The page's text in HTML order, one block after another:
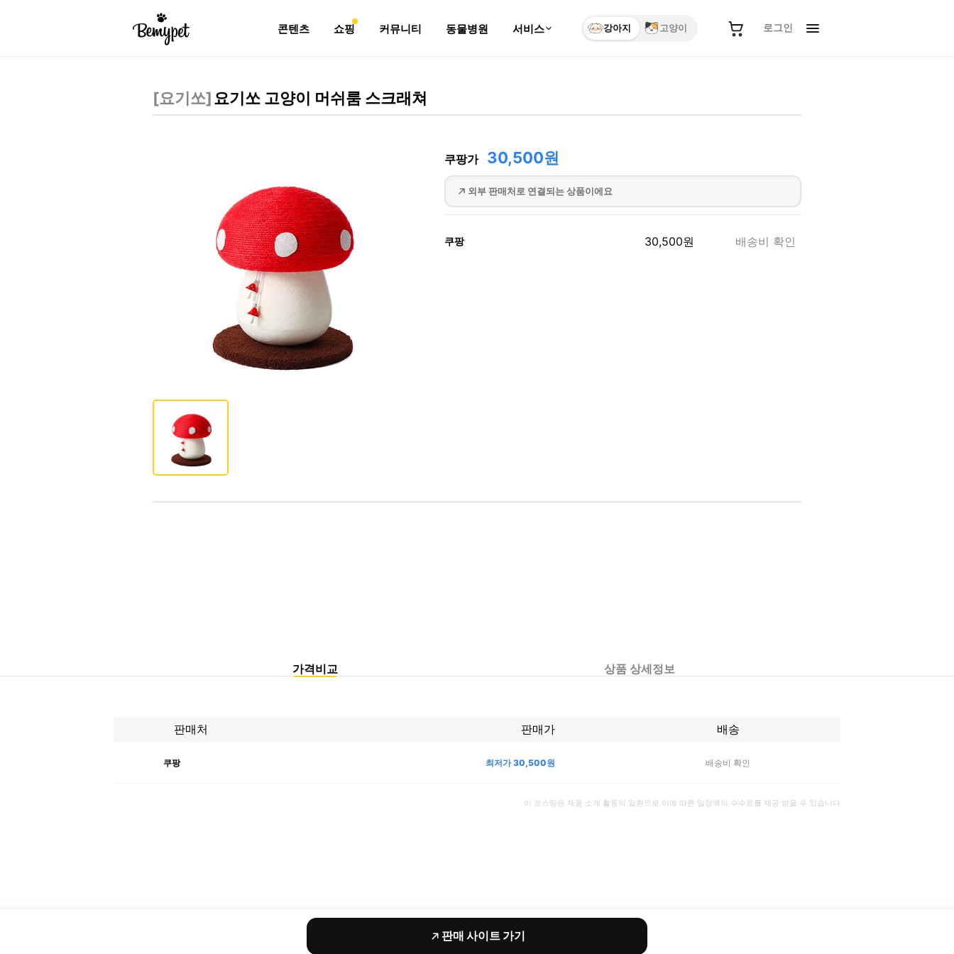
콘텐츠 쇼핑 커뮤니티 동물병원 서비스 강아지 고양이 로그인
[요기쏘]요기쏘 고양이 머쉬룸 스크래쳐
쿠팡가 30,500원
외부 판매처로 연결되는 상품이에요
쿠팡 30,500원 배송비 확인
가격비교 상품 상세정보
판매처 판매가 배송
쿠팡 최저가30,500원 배송비 확인
이 포스팅은 제품 소개 활동의 일환으로 이에 따른 일정액의 수수료를 제공 받을 수 있습니다
판매 사이트 가기